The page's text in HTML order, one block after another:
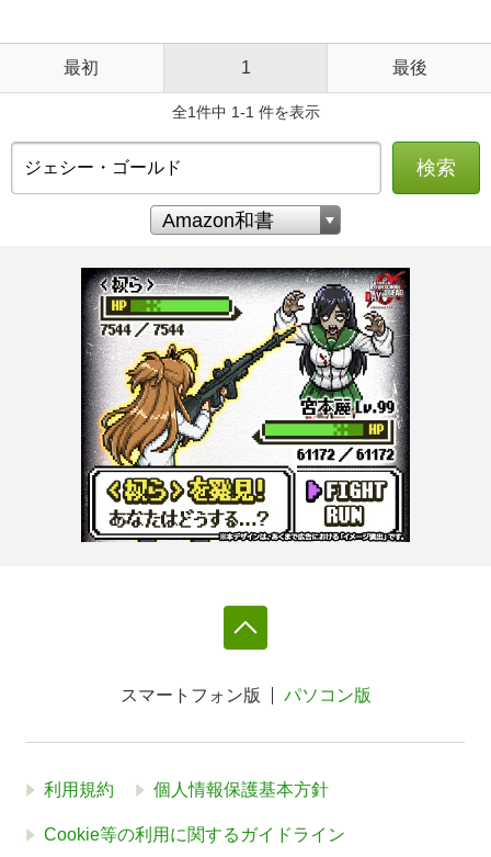
最初 1 最後
全1件中 1-1 件を表示
検索
スマートフォン版 パソコン版
利用規約 個人情報保護基本方針
Cookie等の利用に関するガイドライン